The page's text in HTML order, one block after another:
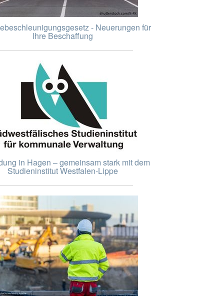
- Neuerungen für
Ihre Beschaffung
in Hagen – gemeinsam stark mit dem
Studieninstitut Westfalen-Lippe